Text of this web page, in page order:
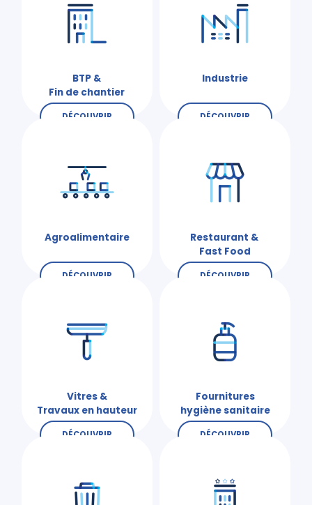
BTP &
Fin de chantier
DÉCOUVRIR
Industrie
DÉCOUVRIR
Agroalimentaire
DÉCOUVRIR
Restaurant &
Fast Food
DÉCOUVRIR
Vitres &
Travaux en hauteur
DÉCOUVRIR
Fournitures
hygiène sanitaire
DÉCOUVRIR